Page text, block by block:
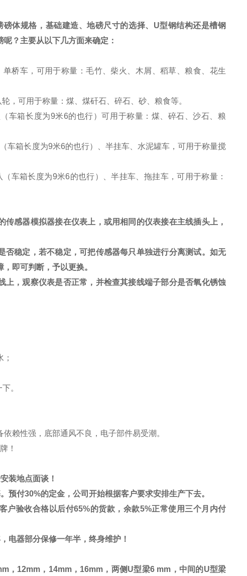
体规格，基础建造、地磅尺寸的选择、 U型钢结构还是槽钢
？主要从以下几方面来确定：
桥车，可用于称量：毛竹、柴火、木屑、稻草、粮食、花生
，可用于称量：煤、煤矸石、碎石、砂、粮食等。
车箱长度为9米6的也行）可用于称量：煤、碎石、沙石、粮
车箱长度为9米6的也行）、半挂车、水泥罐车，可用于称量搅
车箱长度为9米6的也行）、半挂车、拖挂车，可用于称量：
感器模拟器接在仪表上，或用相同的仪表接在主线插头上，
稳定，若不稳定，可把传感器每只单独进行分离测试。如无
即可判断，予以更换。
，观察仪表是否正常，并检查其接线端子部分是否氧化锈蚀
。
赖性强，底部通风不良，电子部件易受潮。
！
装地点面谈！
预付30%的定金，公司开始根据客户要求安排生产下去。
户验收合格以后付65%的货款，余款5%正常使用三个月内付
电器部分保修一年半，终身维护！
， 12mm ， 14mm， 16mm ，两侧U型梁6 mm ，中间的U型梁